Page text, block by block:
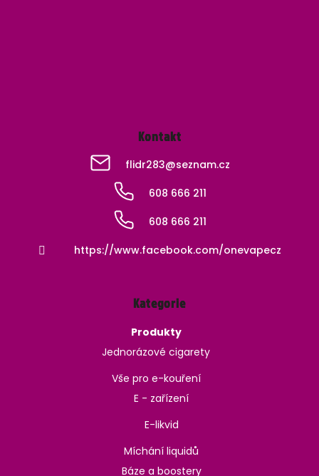
Kontakt
flidr283@seznam.cz
608 666 211
608 666 211
https://www.facebook.com/onevapecz
Kategorie
Produkty
Jednorázové cigarety
Vše pro e-kouření
E - zařízení
E-likvid
Míchání liquidů
Báze a boostery